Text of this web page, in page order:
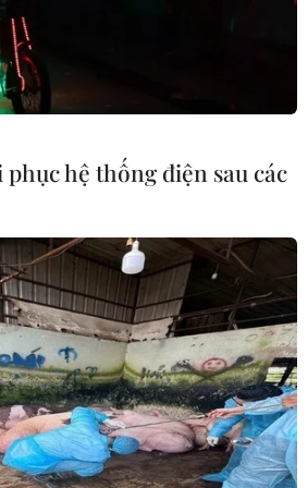
áp bên
sự cố cho 2
lớn hành
đồng thời
tầng hầm.
hệ thống điện sau các